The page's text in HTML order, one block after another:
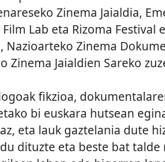
Zinema Jaialdia,
Lab eta Rizoma Festival
Nazioarteko Zinema
Zinema Jaialdien Sareko
fikzioa,
bi euskara hutsean
eta lauk gaztelania dute
dituzte eta beste bat